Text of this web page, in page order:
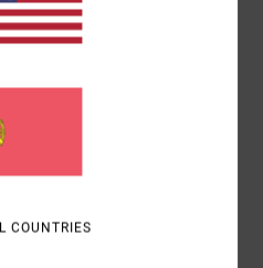
botões
100% algodão
COUNTRIES